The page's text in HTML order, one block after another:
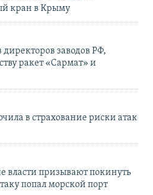
кран в Крыму
заводов РФ,
ракет «Сармат» и
в страхование риски атак
власти призывают покинуть
попал морской порт